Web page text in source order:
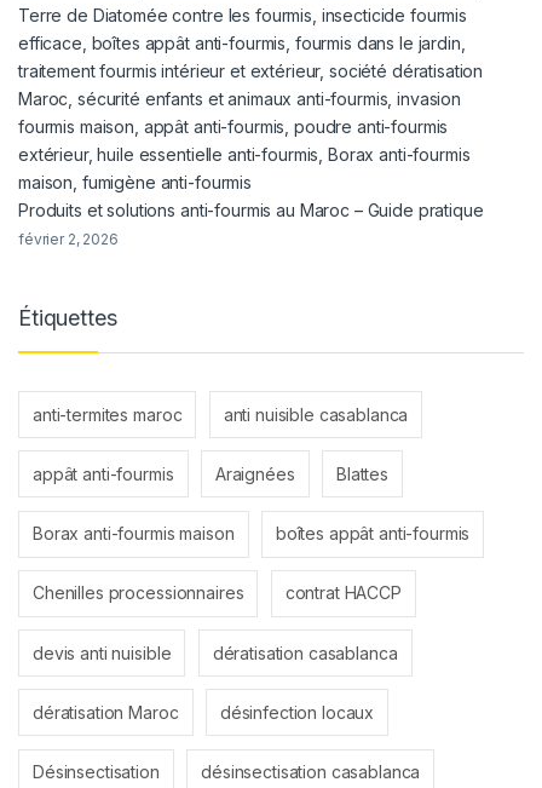
Produits et solutions anti-fourmis au Maroc – Guide pratique
février 2, 2026
Étiquettes
anti-termites maroc anti nuisible casablanca
appât anti-fourmis Araignées Blattes
Borax anti-fourmis maison boîtes appât anti-fourmis
Chenilles processionnaires contrat HACCP
devis anti nuisible dératisation casablanca
dératisation Maroc désinfection locaux
Désinsectisation désinsectisation casablanca